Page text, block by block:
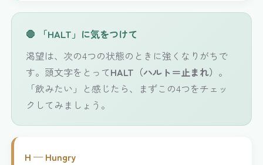
🛑 「HALT」に気をつけて
渇望は、次の4つの状態のときに強くなりがちで
す。頭文字をとってHALT（ハルト＝止まれ） 。
「飲みたい」と感じたら、まずこの4つをチェッ
クしてみましょう。
H — Hungry